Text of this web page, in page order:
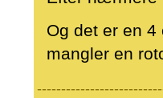
Og det er en
mangler en